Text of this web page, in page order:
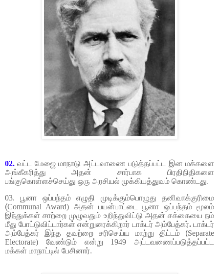
02.வட்ட மேஜை மாநாடு அட்டவாணை படுத்தப்பட்ட இன மக்களை
அங்கீகரித்து அதன் சார்பாக பிரதிநிதிகளை
பங்குகொள்ளச்செய்து ஒரு அரசியல் முக்கியத்துவம் கொண்டது.
03.பூனா ஒப்பந்தம் எழுதி முடிக்கும்பொழுது தனிவாக்குரிமை
(Communal Award) அதன் பயன்பாட்டை பூனா ஒப்பந்தம் மூலம்
இந்துக்கள் சாற்றை முழுவதும் உறிந்துவிட்டு அதன் சக்கையை நம்
மீது போட்டுவிட்டார்கள் என்றுரைக்கிறார் டாக்டர் அம்பேத்கர்.டாக்டர்
அம்பேத்கர் இந்த தவற்றை சரிசெய்ய மாற்று திட்டம் (Separate
Electorate) வேண்டும் என்று 1949 அட்டவணைப்படுத்தப்பட்ட
மக்கள் மாநாட்டில் பேசினார்.